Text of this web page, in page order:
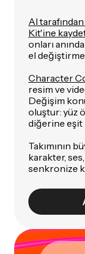
AI
Kit'ine
onları
el
Character
resim ve
Değişim
oluştur: yüz
diğerine eşit
Takımının
karakter,
senkronize